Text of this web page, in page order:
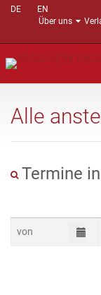
DE
EN
Über uns
Alle
Termine